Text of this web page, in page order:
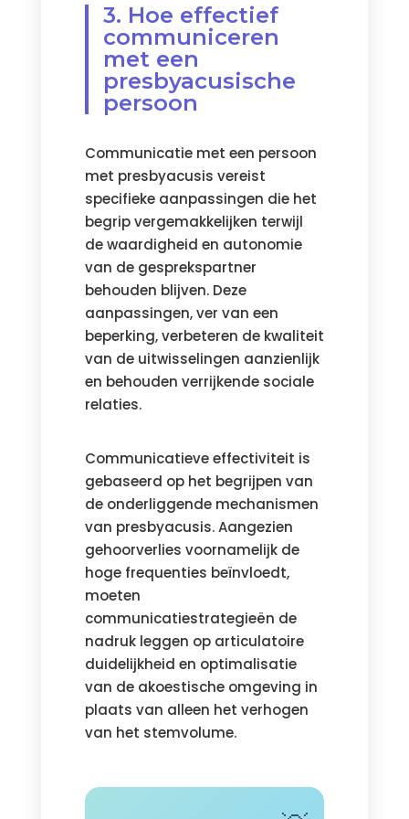
3. Hoe effectief
communiceren
met een
presbyacusische
persoon
Communicatie met een persoon
met presbyacusis vereist
specifieke aanpassingen die het
begrip vergemakkelijken terwijl
de waardigheid en autonomie
van de gesprekspartner
behouden blijven. Deze
aanpassingen, ver van een
beperking, verbeteren de kwaliteit
van de uitwisselingen aanzienlijk
en behouden verrijkende sociale
relaties.
Communicatieve effectiviteit is
gebaseerd op het begrijpen van
de onderliggende mechanismen
van presbyacusis. Aangezien
gehoorverlies voornamelijk de
hoge frequenties beïnvloedt,
moeten
communicatiestrategieën de
nadruk leggen op articulatoire
duidelijkheid en optimalisatie
van de akoestische omgeving in
plaats van alleen het verhogen
van het stemvolume.